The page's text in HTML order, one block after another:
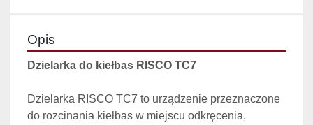
Opis
Dzielarka do kiełbas RISCO TC7
Dzielarka RISCO TC7 to urządzenie przeznaczone
do rozcinania kiełbas w miejscu odkręcenia,